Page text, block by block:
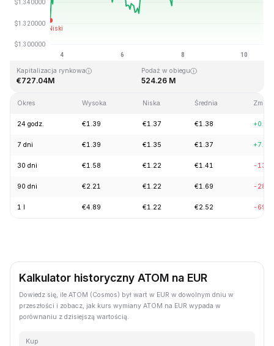
Ostatnia aktualizacja strony: 2026-08-10, 14:51 GMT+0
Historyczne maksimum
Kapitalizacja rynkowa
€727.04M
Podaż w obiegu
524.26 M
Okres Wysoka Niska Średnia Zmień
24 godz. €1.39 €1.37 €1.38
7 dni €1.39 €1.35 €1.37
30 dni €1.58 €1.22 €1.41 -
90 dni €2.21 €1.22 €1.69 -
1 l €4.89 €1.22 €2.52 -
Kalkulator historyczny ATOM na EUR
Dowiedz się, ile ATOM (Cosmos) był wart w EUR w dowolnym dniu w
przeszłości i zobacz, jak kurs wymiany ATOM na EUR wypada w
porównaniu z dzisiejszą wartością.
Kup